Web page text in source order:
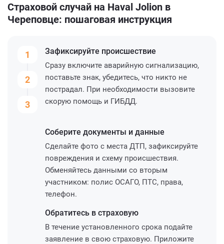
Страховой случай на Haval Jolion в
Череповце: пошаговая инструкция
1
2
3
Зафиксируйте происшествие
Сразу включите аварийную сигнализацию,
поставьте знак, убедитесь, что никто не
пострадал. При необходимости вызовите
скорую помощь и ГИБДД.
Соберите документы и данные
Сделайте фото с места ДТП, зафиксируйте
повреждения и схему происшествия.
Обменяйтесь данными со вторым
участником: полис ОСАГО, ПТС, права,
телефон.
Обратитесь в страховую
В течение установленного срока подайте
заявление в свою страховую. Приложите